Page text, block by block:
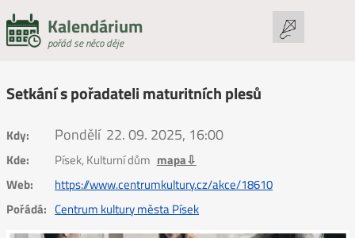
Kalendárium
pořád se něco děje
Setkání s pořadateli maturitních plesů
Kdy: Pondělí 22. 09. 2025, 16:00
Kde: Písek, Kulturní dům mapa⇩
Web:
https://www.centrumkultury.cz/akce/18610
Pořádá: Centrum kultury města Písek